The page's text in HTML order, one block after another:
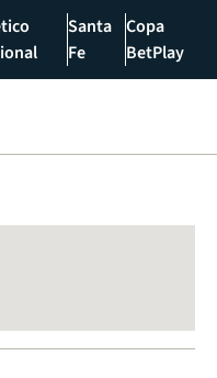
Santa
Fe
Copa
BetPlay